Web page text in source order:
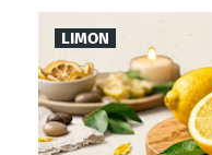
LIMON